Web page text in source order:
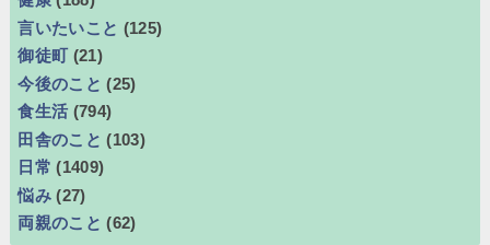
言いたいこと (125)
御徒町 (21)
今後のこと (25)
食生活 (794)
田舎のこと (103)
日常 (1409)
悩み (27)
両親のこと (62)